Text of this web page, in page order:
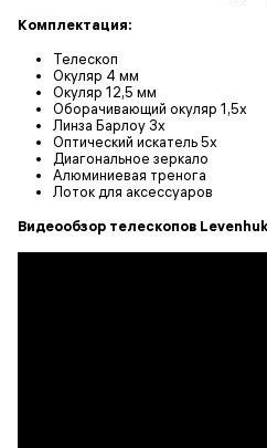
Комплектация:
Телескоп
Окуляр 4 мм
Окуляр 12,5 мм
Оборачивающий окуляр 1,5x
Линза Барлоу 3х
Оптический искатель 5х
Диагональное зеркало
Алюминиевая тренога
Лоток для аксессуаров
Видеообзор телескопов